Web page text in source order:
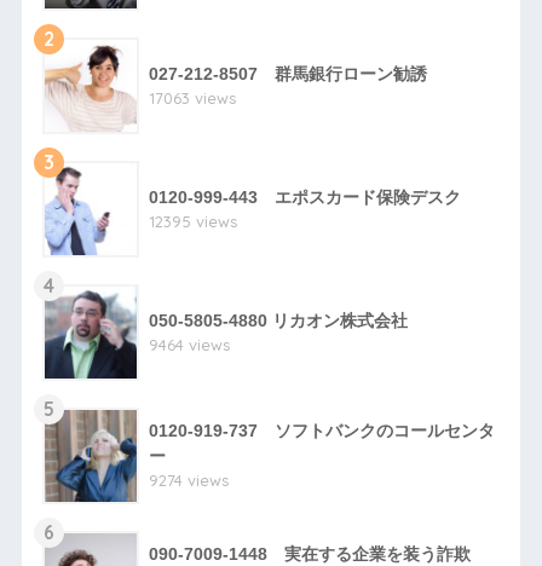
2
027-212-8507 群馬銀行ローン勧誘
17063 views
3
0120-999-443 エポスカード保険デスク
12395 views
4
050-5805-4880 リカオン株式会社
9464 views
5
0120-919-737 ソフトバンクのコールセンタ
ー
9274 views
6
090-7009-1448 実在する企業を装う詐欺